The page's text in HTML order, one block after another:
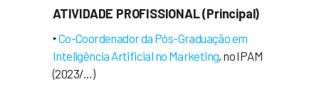
ATIVIDADE PROFISSIONAL (Principal)
‣Co-Coordenador da Pós-Graduação em
Inteligência Artificial no Marketing, no IPAM
(2023/…)